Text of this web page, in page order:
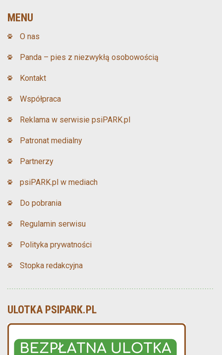
MENU
O nas
Panda – pies z niezwykłą osobowością
Kontakt
Współpraca
Reklama w serwisie psiPARK.pl
Patronat medialny
Partnerzy
psiPARK.pl w mediach
Do pobrania
Regulamin serwisu
Polityka prywatności
Stopka redakcyjna
ULOTKA PSIPARK.PL